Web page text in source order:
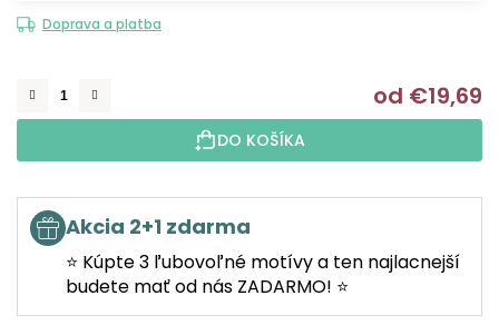
Doprava a platba
od €19,69
DO KOŠÍKA
Akcia 2+1 zdarma
⭐ Kúpte 3 ľubovoľné motívy a ten najlacnejší
budete mať od nás ZADARMO! ⭐